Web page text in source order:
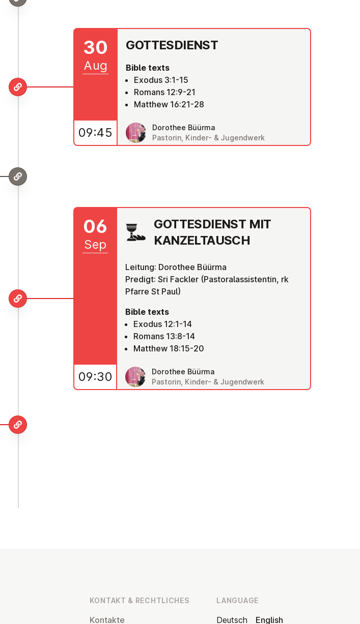
GOTTES­DI­ENST
Bible texts
Exodus 3:1-15
Romans 12:9-21
Matthew 16:21-28
Dorothee Büürma
Pastorin, Kinder- & Jugendwerk
30
Aug
09:45
GOTTES­DI­ENST MIT
KAN­ZELTAUSCH
Leitung: Dorothee Büürma
Predigt: Sri Fackler (Pastoralassistentin, rk
Pfarre St Paul)
Bible texts
Exodus 12:1-14
Romans 13:8-14
Matthew 18:15-20
Dorothee Büürma
Pastorin, Kinder- & Jugendwerk
06
Sep
09:30
KONTAKT & RECHT­LICHES
Kontakte
LANGUAGE
Deutsch English